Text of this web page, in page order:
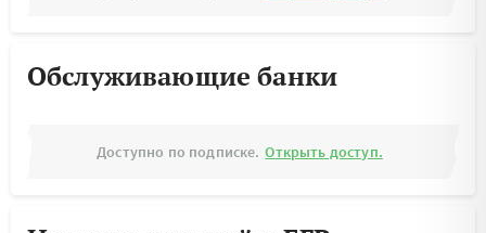
Обслуживающие банки
Доступно по подписке. Открыть доступ.